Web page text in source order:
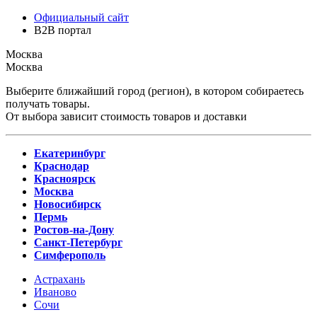
Официальный сайт
B2B портал
Москва
Москва
Выберите ближайший город (регион), в котором собираетесь
получать товары.
От выбора зависит стоимость товаров и доставки
Екатеринбург
Краснодар
Красноярск
Москва
Новосибирск
Пермь
Ростов-на-Дону
Санкт-Петербург
Симферополь
Астрахань
Иваново
Сочи